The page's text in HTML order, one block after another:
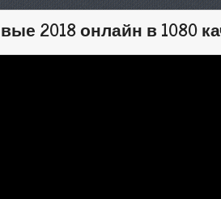
3 сезон 6 серия
This
3 сезон 5 серия
Crazy,
2018 онлайн в 1080